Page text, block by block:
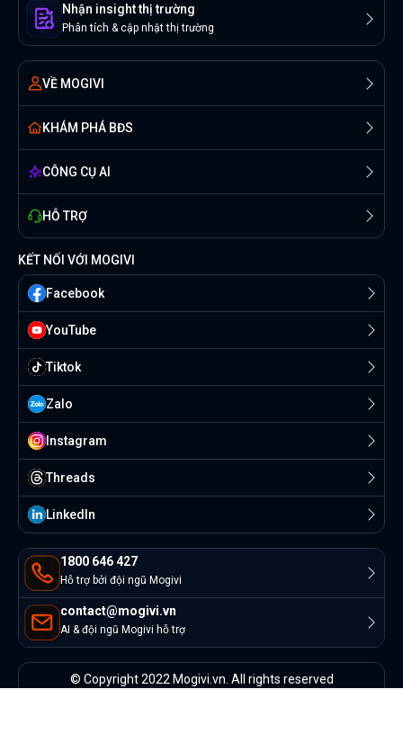
Nhận insight thị trường
Phân tích & cập nhật thị trường
VỀ MOGIVI
KHÁM PHÁ BĐS
CÔNG CỤ AI
HỖ TRỢ
1800 646 427
Hỗ trợ bởi đội ngũ Mogivi
contact@mogivi.vn
AI & đội ngũ Mogivi hỗ trợ
KẾT NỐI VỚI MOGIVI
Facebook
YouTube
Tiktok
Zalo
Instagram
Threads
Linkedln
© Copyright 2022 Mogivi.vn. All rights reserved